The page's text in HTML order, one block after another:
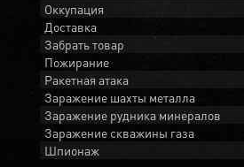
Оккупация
Доставка
Забрать товар
Пожирание
Ракетная атака
Заражение шахты металла
Заражение рудника минералов
Заражение скважины газа
Шпионаж